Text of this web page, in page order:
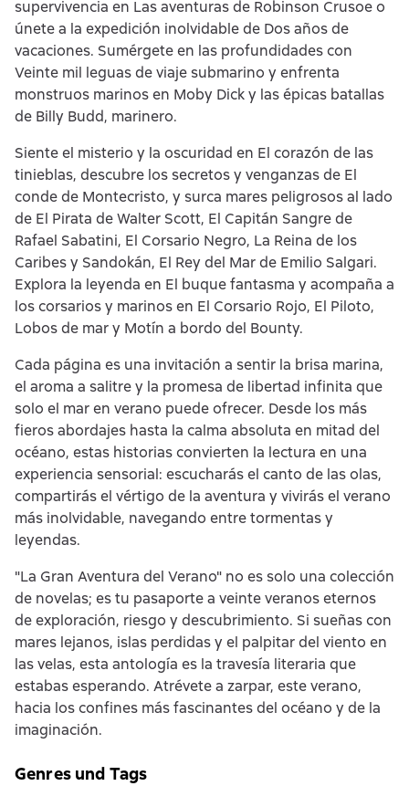
supervivencia en Las aventuras de Robinson Crusoe o
únete a la expedición inolvidable de Dos años de
vacaciones. Sumérgete en las profundidades con
Veinte mil leguas de viaje submarino y enfrenta
monstruos marinos en Moby Dick y las épicas batallas
de Billy Budd, marinero.
Siente el misterio y la oscuridad en El corazón de las
tinieblas, descubre los secretos y venganzas de El
conde de Montecristo, y surca mares peligrosos al lado
de El Pirata de Walter Scott, El Capitán Sangre de
Rafael Sabatini, El Corsario Negro, La Reina de los
Caribes y Sandokán, El Rey del Mar de Emilio Salgari.
Explora la leyenda en El buque fantasma y acompaña a
los corsarios y marinos en El Corsario Rojo, El Piloto,
Lobos de mar y Motín a bordo del Bounty.
Cada página es una invitación a sentir la brisa marina,
el aroma a salitre y la promesa de libertad infinita que
solo el mar en verano puede ofrecer. Desde los más
fieros abordajes hasta la calma absoluta en mitad del
océano, estas historias convierten la lectura en una
experiencia sensorial: escucharás el canto de las olas,
compartirás el vértigo de la aventura y vivirás el verano
más inolvidable, navegando entre tormentas y
leyendas.
"La Gran Aventura del Verano" no es solo una colección
de novelas; es tu pasaporte a veinte veranos eternos
de exploración, riesgo y descubrimiento. Si sueñas con
mares lejanos, islas perdidas y el palpitar del viento en
las velas, esta antología es la travesía literaria que
estabas esperando. Atrévete a zarpar, este verano,
hacia los confines más fascinantes del océano y de la
imaginación.
Genres und Tags